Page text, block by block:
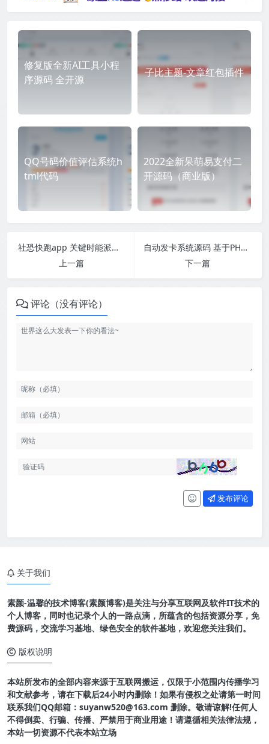
修复版全新AI工具小程
序源码 全开源
子比主题-文章红包插件
QQ号码价值评估系统h
tml代码
2022全新呆萌易支付二
开源码（商业版）
社恐快跑app 关键时能派上用场
上一篇
自动发卡系统源码 基于PHP的卡密寄售系统源码
下一篇
评论（没有评论）
发布评论
关于我们
素颜-温馨的技术博客(素颜博客)是关注与分享互联网及软件IT技术的
个人博客，同时也记录个人的一路点滴，所蕴含的包括资源分享，免
费源码，交流学习基地、绿色安全的软件基地，欢迎您关注我们。
版权说明
本站所发布的全部内容来源于互联网搬运，仅限于小范围内传播学习
和文献参考，请在下载后24小时内删除！如果有侵权之处请第一时间
联系我们QQ邮箱：suyanw520@163.com 删除。敬请谅解!任何人
不得倒卖、行骗、传播、严禁用于商业用途！请遵循相关法律法规，
本站一切资源不代表本站立场